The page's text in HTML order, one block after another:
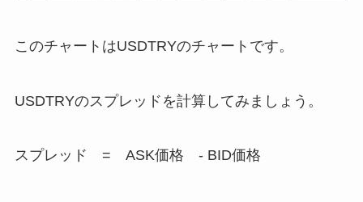
このチャートはUSDTRYのチャートです。
USDTRYのスプレッドを計算してみましょう。
スプレッド = ASK価格 - BID価格